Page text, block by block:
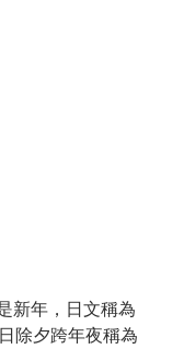
新年，日文稱為
除夕跨年夜稱為